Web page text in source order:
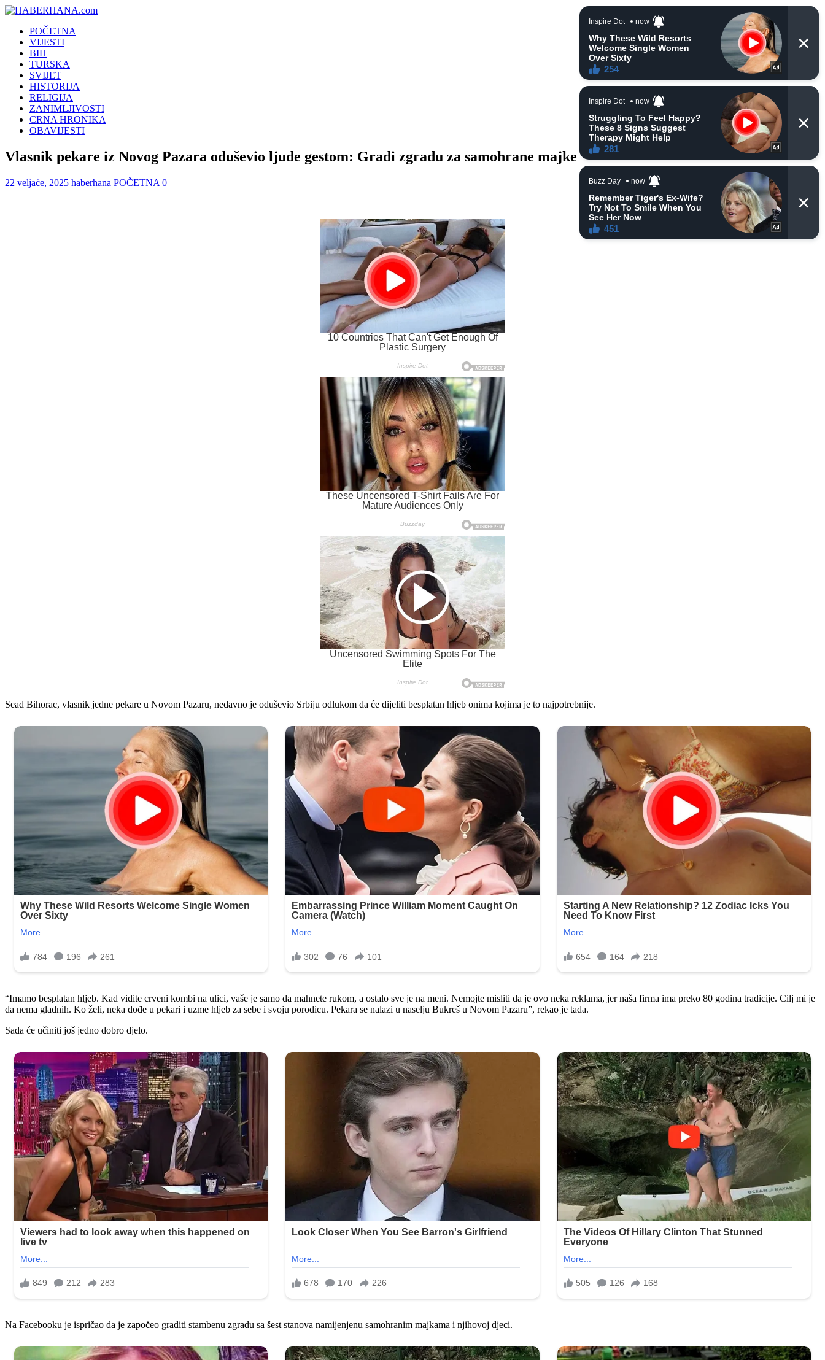
POČETNA
VIJESTI
BIH
TURSKA
SVIJET
HISTORIJA
RELIGIJA
ZANIMLJIVOSTI
CRNA HRONIKA
OBAVIJESTI
Vlasnik pekare iz Novog Pazara oduševio ljude gestom: Gradi zgradu za samohrane majke
22 veljače, 2025 haberhana POČETNA 0
Sead Bihorac, vlasnik jedne pekare u Novom Pazaru, nedavno je oduševio Srbiju odlukom da će dijeliti besplatan hljeb onima kojima je to najpotrebnije.
“Imamo besplatan hljeb. Kad vidite crveni kombi na ulici, vaše je samo da mahnete rukom, a ostalo sve je na meni. Nemojte misliti da je ovo neka reklama, jer naša firma ima preko 80 godina tradicije. Cilj mi je
da nema gladnih. Ko želi, neka dođe u pekari i uzme hljeb za sebe i svoju porodicu. Pekara se nalazi u naselju Bukreš u Novom Pazaru”, rekao je tada.
Sada će učiniti još jedno dobro djelo.
Na Facebooku je ispričao da je započeo graditi stambenu zgradu sa šest stanova namijenjenu samohranim majkama i njihovoj djeci.